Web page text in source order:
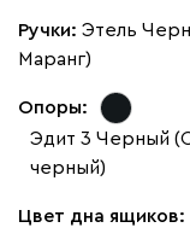
Ручки: Этель
Маранг)
Опоры:
Эдит 3 Черный
черный)
Цвет дна ящиков: